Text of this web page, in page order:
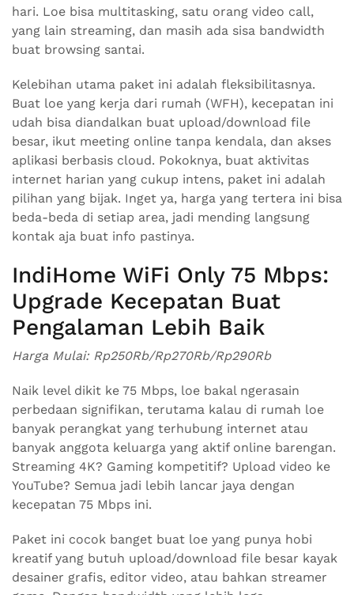
hari. Loe bisa multitasking, satu orang video call,
yang lain streaming, dan masih ada sisa bandwidth
buat browsing santai.
Kelebihan utama paket ini adalah fleksibilitasnya.
Buat loe yang kerja dari rumah (WFH), kecepatan ini
udah bisa diandalkan buat upload/download file
besar, ikut meeting online tanpa kendala, dan akses
aplikasi berbasis cloud. Pokoknya, buat aktivitas
internet harian yang cukup intens, paket ini adalah
pilihan yang bijak. Inget ya, harga yang tertera ini bisa
beda-beda di setiap area, jadi mending langsung
kontak aja buat info pastinya.
IndiHome WiFi Only 75 Mbps:
Upgrade Kecepatan Buat
Pengalaman Lebih Baik
Harga Mulai: Rp250Rb/Rp270Rb/Rp290Rb
Naik level dikit ke 75 Mbps, loe bakal ngerasain
perbedaan signifikan, terutama kalau di rumah loe
banyak perangkat yang terhubung internet atau
banyak anggota keluarga yang aktif online barengan.
Streaming 4K? Gaming kompetitif? Upload video ke
YouTube? Semua jadi lebih lancar jaya dengan
kecepatan 75 Mbps ini.
Paket ini cocok banget buat loe yang punya hobi
kreatif yang butuh upload/download file besar kayak
desainer grafis, editor video, atau bahkan streamer